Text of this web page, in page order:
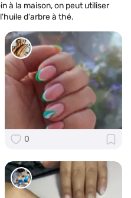
à la maison, on peut utiliser
d'arbre à thé.
0